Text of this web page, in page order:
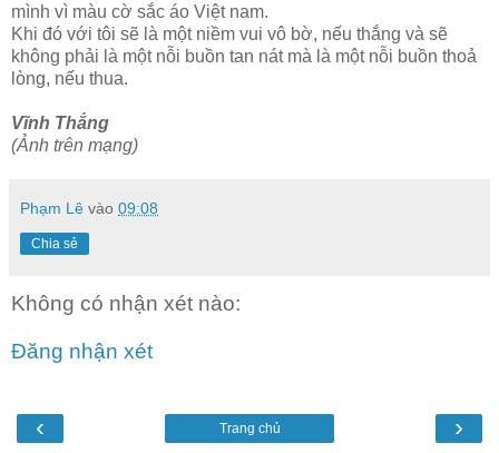
mình vì màu cờ sắc áo Việt nam.
Khi đó với tôi sẽ là một niềm vui vô bờ, nếu thắng và sẽ
không phải là một nỗi buồn tan nát mà là một nỗi buồn thoả
lòng, nếu thua.
Vĩnh Thắng
(Ảnh trên mạng)
Phạm Lê vào 09:08
Chia sẻ
Không có nhận xét nào:
Đăng nhận xét
‹ ›
Trang chủ